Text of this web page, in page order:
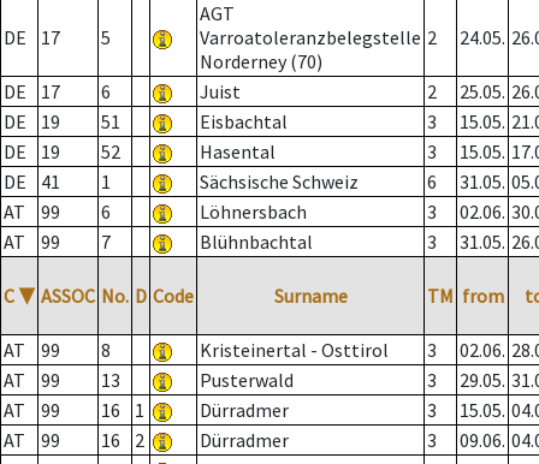
DE 17 5
AGT
Varroatoleranzbelegstelle
Norderney (70)
2 24.05.
DE 17 6 Juist 2 25.05.
DE
19 51 Eisbachtal 3 15.05.
DE
19 52 Hasental 3 15.05.
DE
41 1 Sächsische Schweiz 6 31.05.
AT
99 6 Löhnersbach 3 02.06.
AT
99 7 Blühnbachtal 3 31.05.
C ▼ ASSOC No. D Code Surname TM from
AT 99 8 Kristeinertal - Osttirol 3 02.06.
AT
99 13 Pusterwald 3 29.05.
AT
99 16 1 Dürradmer 3 15.05.
AT
99 16 2 Dürradmer 3 09.06.